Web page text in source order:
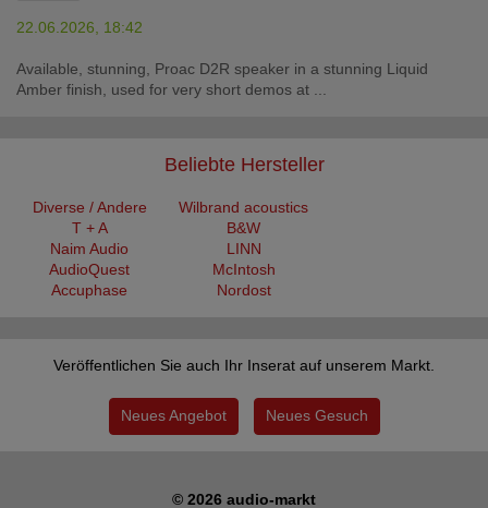
22.06.2026, 18:42
Available, stunning, Proac D2R speaker in a stunning Liquid
Amber finish, used for very short demos at ...
Beliebte Hersteller
Diverse / Andere
Wilbrand acoustics
T + A
B&W
Naim Audio
LINN
AudioQuest
McIntosh
Accuphase
Nordost
Veröffentlichen Sie auch Ihr Inserat auf unserem Markt.
Neues Angebot Neues Gesuch
© 2026 audio-markt